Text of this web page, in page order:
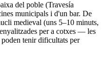
del poble (Travesía
municipals i d'un bar. De
medieval (uns 5–10 minuts,
per a cotxes — les
poden tenir dificultats per